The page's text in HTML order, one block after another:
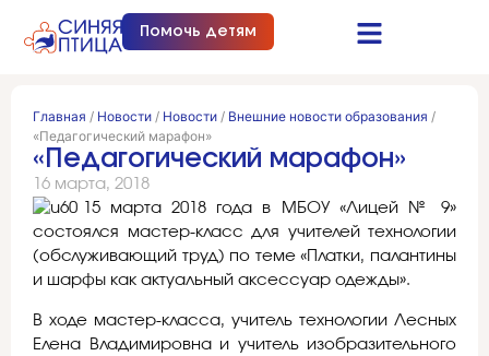
Помочь детям
Главная / Новости / Новости / Внешние новости образования /
«Педагогический марафон»
«Педагогический марафон»
16 марта, 2018
15 марта 2018 года в МБОУ «Лицей № 9»
состоялся мастер-класс для учителей технологии
(обслуживающий труд) по теме «Платки, палантины
и шарфы как актуальный аксессуар одежды».
В ходе мастер-класса, учитель технологии Лесных
Елена Владимировна и учитель изобразительного